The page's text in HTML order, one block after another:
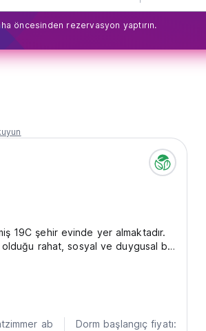
öncesinden rezervasyon yaptırın.
19C şehir evinde yer almaktadır.
rahat, sosyal ve duygusal bir
ve tamamı özel banyolu iki
ab Dorm başlangıç fiyatı: